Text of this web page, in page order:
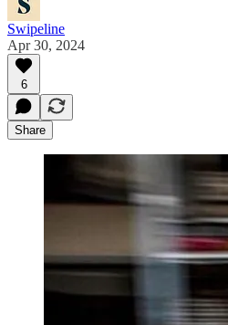
Swipeline
Apr 30, 2024
6
Share